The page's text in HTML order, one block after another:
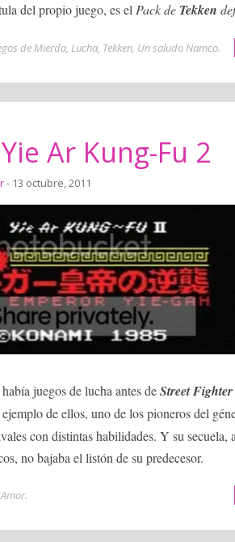
del propio juego, es elPack de Tekken
de Mierda, Lucha, Tekken, Un saludo Namco.
Ar Kung-Fu 2
- 13 octubre, 2011
juegos de lucha antes deStreet
de ellos, uno de los pioneros del
con distintas habilidades. Y su secuela,
no bajaba el listón de su predecesor.
.